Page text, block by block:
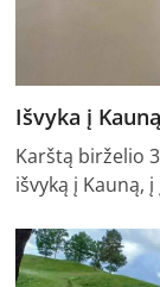
Išvyka į Kauną
Karštą birželio
išvyką į Kauną,